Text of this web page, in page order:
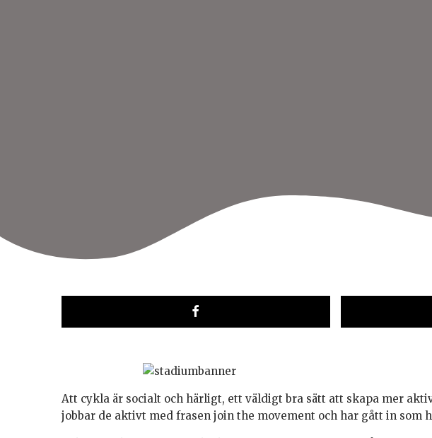
Att cykla är socialt och härligt, ett väldigt bra sätt att skapa mer
jobbar de aktivt med frasen join the movement och har gått in som